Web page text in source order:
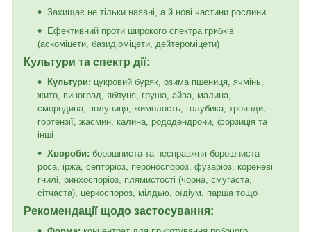
Захищає не тільки наявні, а й нові частини рослини
Ефективний проти широкого спектра грибків
(аскоміцети, базидіоміцети, дейтероміцети)
Культури та спектр дії:
Культури: цукровий буряк, озима пшениця, ячмінь,
жито, виноград, яблуня, груша, айва, малина,
смородина, полуниця, жимолость, голубика, троянди,
гортензії, жасмин, калина, рододендрони, форзиція та
інші
Хвороби: борошниста та несправжня борошниста
роса, іржа, септоріоз, пероноспороз, фузаріоз, кореневі
гнилі, ринхоспоріоз, плямистості (чорна, смугаста,
сітчаста), церкоспороз, мілдью, оїдіум, парша тощо
Рекомендації щодо застосування: